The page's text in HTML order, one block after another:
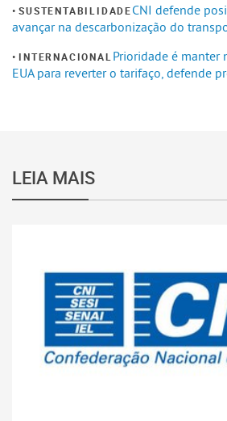
SUSTENTABILIDADECNI defende
avançar na descarbonização do
INTERNACIONAL Prioridade é manter
EUA para reverter o tarifaço, defende
LEIA MAIS